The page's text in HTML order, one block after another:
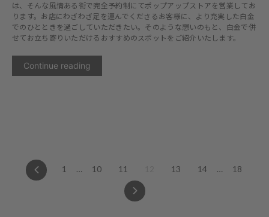
は、そんな風情ある街で完全予約制にてポップアップストアを営業してお
ります。お店にわざわざ足を運んでくださるお客様に、より充実した白金
でのひとときを過ごしていただきたい。そのような想いのもと、白金で併
せてお立ち寄りいただけるおすすめのスポットをご紹介いたします。
Continue reading
Previous
1 … 10 11 13 14 …
18
Next